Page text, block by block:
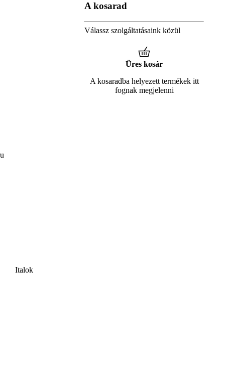
Italok
A kosarad
Válassz szolgáltatásaink közül
Üres kosár
A kosaradba helyezett termékek itt
fognak megjelenni